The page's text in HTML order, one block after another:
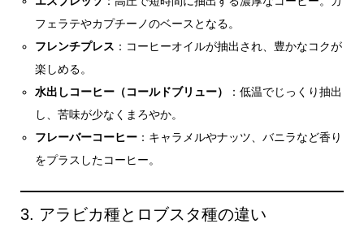
フェラテやカプチーノのベースとなる。
フレンチプレス ：コーヒーオイルが抽出され、豊かなコクが
楽しめる。
水出しコーヒー（コールドブリュー）
：低温でじっくり抽出
し、苦味が少なくまろやか。
フレーバーコーヒー ：キャラメルやナッツ、バニラなど香り
をプラスしたコーヒー。
3. アラビカ種とロブスタ種の違い